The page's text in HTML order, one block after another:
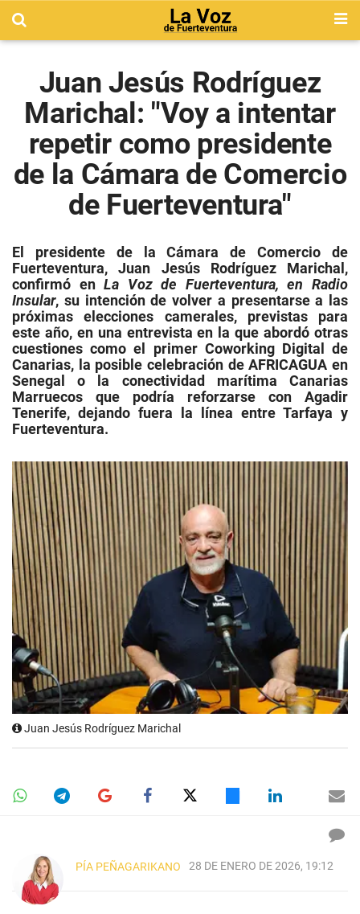
Juan Jesús Rodríguez
Marichal: "Voy a intentar
repetir como presidente
de la Cámara de Comercio
de Fuerteventura"
El presidente de la Cámara de Comercio de
Fuerteventura, Juan Jesús Rodríguez Marichal,
confirmó enLa Voz de Fuerteventura, en Radio
Insular, su intención de volver a presentarse a las
próximas elecciones camerales, previstas para
este año, en una entrevista en la que abordó otras
cuestiones como el primer Coworking Digital de
Canarias, la posible celebración de AFRICAGUA en
Senegal o la conectividad marítima Canarias
Marruecos que podría reforzarse con Agadir
Tenerife, dejando fuera la línea entre Tarfaya y
Fuerteventura.
Juan Jesús Rodríguez Marichal
PÍA PEÑAGARIKANO 28 DE ENERO DE 2026, 19:12